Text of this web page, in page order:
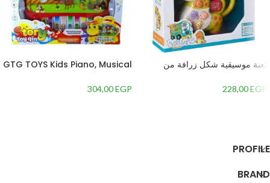
لعبة موسيقية شكل زرافة من
228,00EGP
GTG TOYS Kids Piano, Musical
304,00EGP
PROFILE
BRAND